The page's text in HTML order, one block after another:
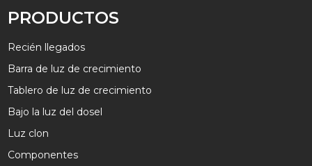
PRODUCTOS
Recién llegados
Barra de luz de crecimiento
Tablero de luz de crecimiento
Bajo la luz del dosel
Luz clon
Componentes